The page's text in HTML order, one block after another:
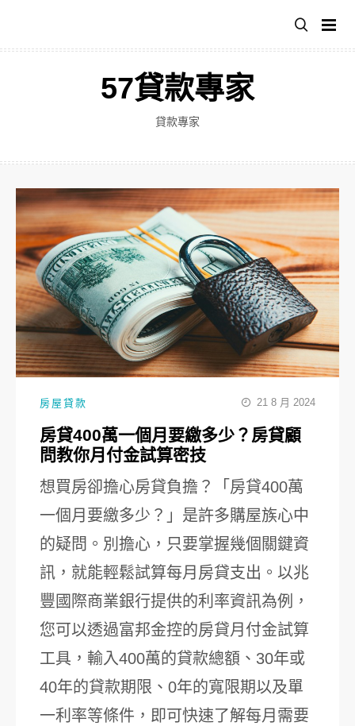
主
57貸款專家
貸款專家
房屋貸款 21 8 月 2024
房貸400萬一個月要繳多少？房貸顧
問教你月付金試算密技
想買房卻擔心房貸負擔？「房貸400萬
一個月要繳多少？」是許多購屋族心中
的疑問。別擔心，只要掌握幾個關鍵資
訊，就能輕鬆試算每月房貸支出。以兆
豐國際商業銀行提供的利率資訊為例，
您可以透過富邦金控的房貸月付金試算
工具，輸入400萬的貸款總額、30年或
40年的貸款期限、0年的寬限期以及單
一利率等條件，即可快速了解每月需要